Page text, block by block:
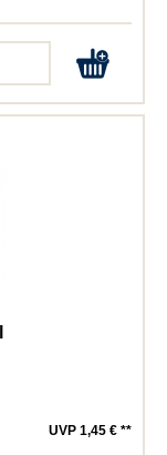
UVP 1,45 € **